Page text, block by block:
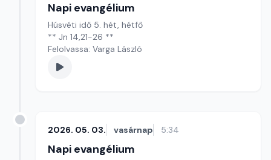
Napi evangélium
Húsvéti idő 5. hét, hétfő
** Jn 14,21-26 **
Felolvassa: Varga László
2026. 05. 03. vasárnap 5:34
Napi evangélium